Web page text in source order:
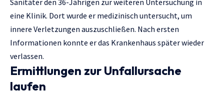
Sanitäter den 36-Jährigen zur weiteren Untersuchung in
eine Klinik. Dort wurde er medizinisch untersucht, um
innere Verletzungen auszuschließen. Nach ersten
Informationen konnte er das Krankenhaus später wieder
verlassen.
Ermittlungen zur Unfallursache
laufen